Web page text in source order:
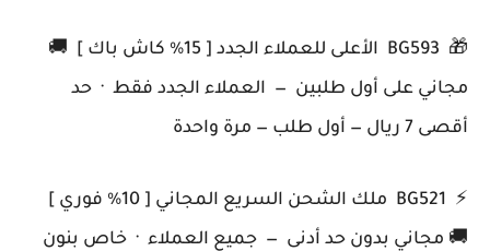
🎁 BG593 الأعلى للعملاء الجدد [ 15% كاش باك ] 🚚
مجاني على أول طلبين — العملاء الجدد فقط · حد
أقصى 7 ريال — أول طلب — مرة واحدة
⚡ BG521 ملك الشحن السريع المجاني [ 10% فوري ]
🚚 مجاني بدون حد أدنى — جميع العملاء · خاص بنون